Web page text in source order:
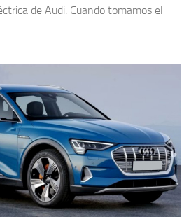
de Audi. Cuando tomamos el